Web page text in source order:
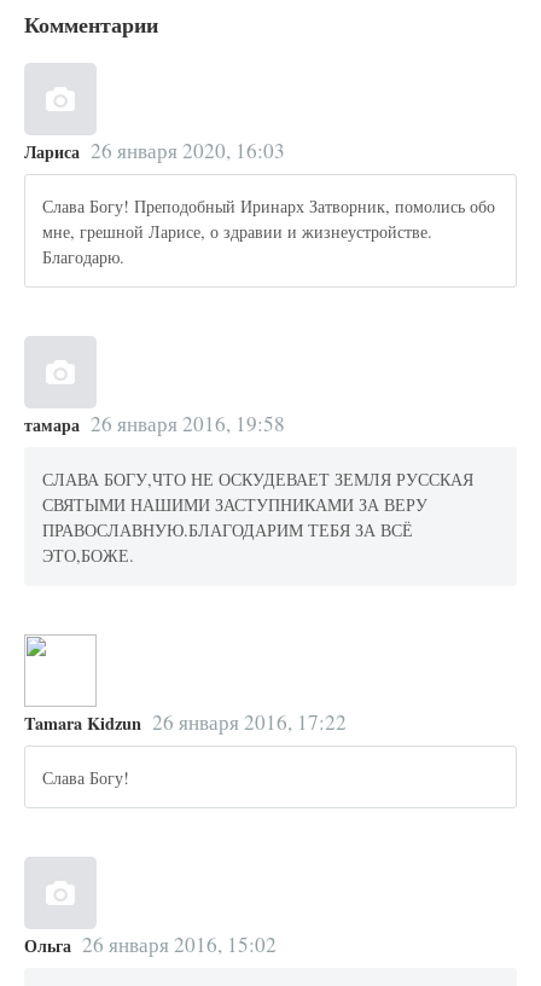
Комментарии
Лариса 26 января 2020, 16:03
Слава Богу! Преподобный Иринарх Затворник, помолись обо
мне, грешной Ларисе, о здравии и жизнеустройстве.
Благодарю.
тамара 26 января 2016, 19:58
СЛАВА БОГУ,ЧТО НЕ ОСКУДЕВАЕТ ЗЕМЛЯ РУССКАЯ
СВЯТЫМИ НАШИМИ ЗАСТУПНИКАМИ ЗА ВЕРУ
ПРАВОСЛАВНУЮ.БЛАГОДАРИМ ТЕБЯ ЗА ВСЁ
ЭТО,БОЖЕ.
Tamara Kidzun 26 января 2016, 17:22
Слава Богу!
Ольга 26 января 2016, 15:02